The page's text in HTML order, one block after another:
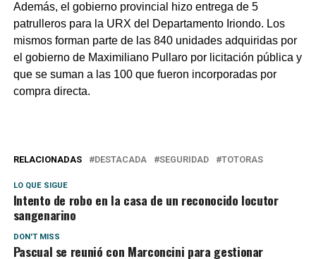
Además, el gobierno provincial hizo entrega de 5
patrulleros para la URX del Departamento Iriondo. Los
mismos forman parte de las 840 unidades adquiridas por
el gobierno de Maximiliano Pullaro por licitación pública y
que se suman a las 100 que fueron incorporadas por
compra directa.
RELACIONADAS DESTACADA SEGURIDAD TOTORAS
LO QUE SIGUE
Intento de robo en la casa de un reconocido locutor
sangenarino
DON'T MISS
Pascual se reunió con Marconcini para gestionar